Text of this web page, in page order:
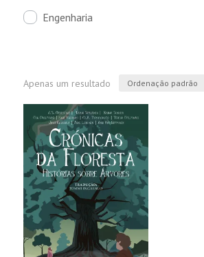
Engenharia
Apenas um resultado